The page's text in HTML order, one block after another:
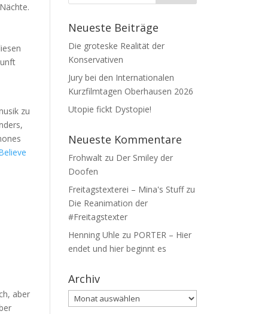
zu
aber
Neueste Beiträge
Die groteske Realität der
Konservativen
Jury bei den Internationalen
Kurzfilmtagen Oberhausen 2026
Utopie fickt Dystopie!
Neueste Kommentare
Frohwaltzu Der Smiley der
Doofen
Freitagstexterei – Mina's Stuffzu
Die Reanimation der
#Freitagstexter
Henning Uhle zu PORTER – Hier
endet und hier beginnt es
Archiv
Archiv